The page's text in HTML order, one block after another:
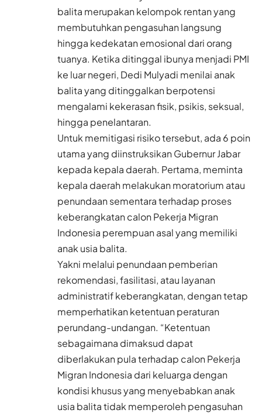
balita merupakan kelompok rentan yang
membutuhkan pengasuhan langsung
hingga kedekatan emosional dari orang
tuanya. Ketika ditinggal ibunya menjadi PMI
ke luar negeri, Dedi Mulyadi menilai anak
balita yang ditinggalkan berpotensi
mengalami kekerasan fisik, psikis, seksual,
hingga penelantaran.
Untuk memitigasi risiko tersebut, ada 6 poin
utama yang diinstruksikan Gubernur Jabar
kepada kepala daerah. Pertama, meminta
kepala daerah melakukan moratorium atau
penundaan sementara terhadap proses
keberangkatan calon Pekerja Migran
Indonesia perempuan asal yang memiliki
anak usia balita.
Yakni melalui penundaan pemberian
rekomendasi, fasilitasi, atau layanan
administratif keberangkatan, dengan tetap
memperhatikan ketentuan peraturan
perundang-undangan. “Ketentuan
sebagaimana dimaksud dapat
diberlakukan pula terhadap calon Pekerja
Migran Indonesia dari keluarga dengan
kondisi khusus yang menyebabkan anak
usia balita tidak memperoleh pengasuhan